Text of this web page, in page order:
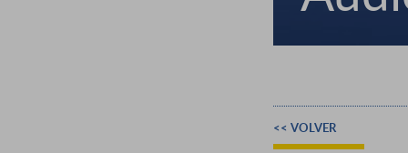
<< VOLVER